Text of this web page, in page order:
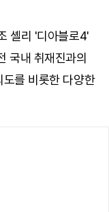
셸리 '디아블로4'
국내 취재진과의
를 비롯한 다양한